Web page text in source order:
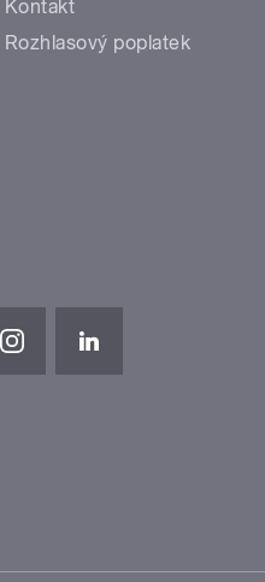
Kontakt
Rozhlasový poplatek